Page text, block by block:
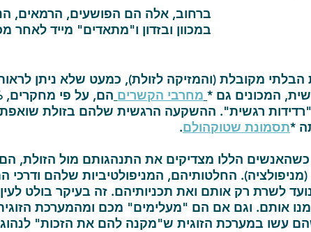
ברחוב, אלה הם הפושעים, הרמאים,
במכוון ובזדון ו"מתאדים" מייד לאחר
הבלתי מקובלת (והמזיקה לזולת), כמעט שלא ניתן
המכונים גם * מחרבי הקשרים
רגשית". ההשקעה הרגשית שלהם בזולת
*תסמונת שטוקהולם.
הללו מצדיקים את התנהגותם מול הזולת,
(מניפולציה). החלטותיהם, המניפולטיביות שלהם
לשרת רק אותם ואת תכניותיהם. זה בעיקר בולט
אותם. וגם אם הם "מעלימים" מכם ומהמערכת
עשו במערכת הזוגית ש"מקנה להם את הזכות"